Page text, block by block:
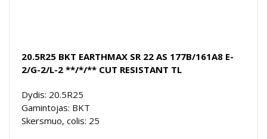
20.5R25 BKT EARTHMAX SR 22 AS 177B/161A8 E-
2/G-2/L-2 **/*/** CUT RESISTANT TL
Dydis: 20.5R25
Gamintojas: BKT
Skersmuo, colis: 25